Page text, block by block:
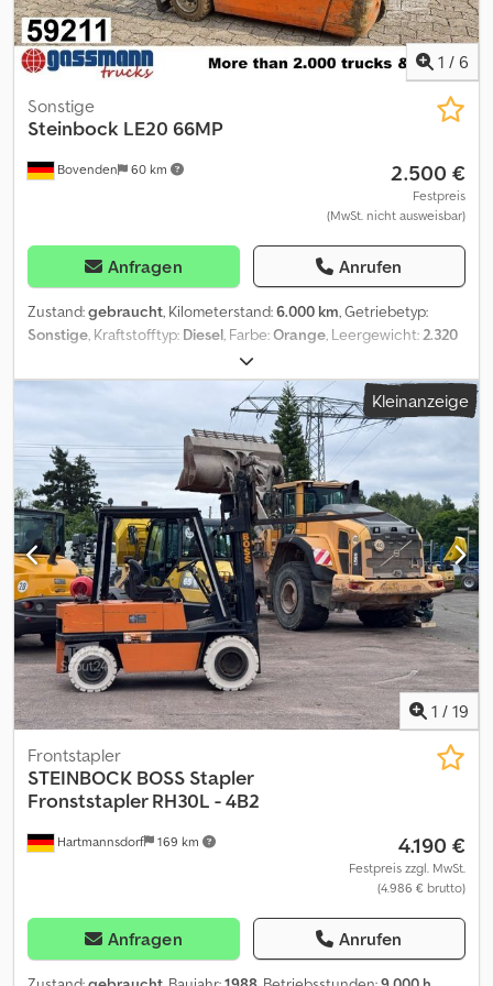
1 / 6
Bovenden 60 km
Sonstige
Steinbock LE20 66MP
2.500 €
Festpreis
(MwSt. nicht ausweisbar)
Anfragen Anrufen
Zustand:gebraucht, Kilometerstand:6.000 km, Getriebetyp:
Sonstige, Kraftstofftyp: Diesel, Farbe:Orange, Leergewicht:2.320
, Baujahr:
Fahrzeugstandort: Bovenden, Aufbau: Gabelstabler Masthöhe
(Hubhöhe) 3300mm, Tragfähigkeit: 2000kg, ca. 6.000 Betr.-Std.
ZUBEHÖRANGABEN OHNE GEWÄHR, Änderungen,
Zwischenverkauf und Irrtümer vorbehalten! Csdei N H Hujpfx
Abzorf - .
Kleinanzeige
1 / 19
Hartmannsdorf 169 km
Frontstapler
STEINBOCK BOSS Stapler
Fronststapler RH30L - 4B2
4.190 €
Festpreis zzgl. MwSt.
(4.986 € brutto)
Anfragen Anrufen